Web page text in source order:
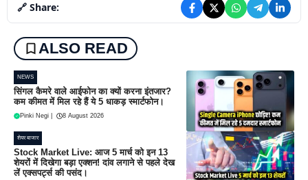
🔗 Share:
ALSO READ
NEWS
सिंगल कैमरे वाले आईफोन का क्यों करना इंतजार?
कम कीमत में मिल रहे हैं ये 5 धाकड़ स्मार्टफोन।
Pinki Negi 8 August 2026
शेयर बाजार
Stock Market Live: आज 5 मार्च को इन 13
शेयरों में दिखेगा बड़ा एक्शन! दांव लगाने से पहले देख
लें एक्सपर्ट्स की पसंद।